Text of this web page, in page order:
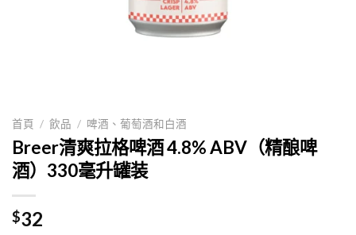
首頁 / 飲品 / 啤酒、葡萄酒和白酒
Breer清爽拉格啤酒 4.8% ABV（精酿啤
酒）330毫升罐装
$32